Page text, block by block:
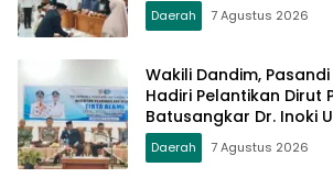
Keamanan Daerah
Daerah 7 Agustus 2026
Wakili Dandim,
Hadiri Pelantikan Dirut
Batusangkar Dr. Inoki
Daerah 7 Agustus 2026